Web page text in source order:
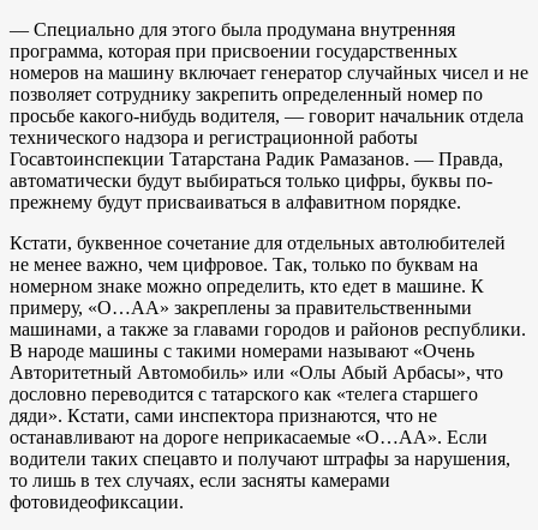
— Специально для этого была продумана внутренняя
программа, которая при присвоении государственных
номеров на машину включает генератор случайных чисел и не
позволяет сотруднику закрепить определенный номер по
просьбе какого-нибудь водителя, — говорит начальник отдела
технического надзора и регистрационной работы
Госавтоинспекции Татарстана Радик Рамазанов. — Правда,
автоматически будут выбираться только цифры, буквы по-
прежнему будут присваиваться в алфавитном порядке.
Кстати, буквенное сочетание для отдельных автолюбителей
не менее важно, чем цифровое. Так, только по буквам на
номерном знаке можно определить, кто едет в машине. К
примеру, «О…АА» закреплены за правительственными
машинами, а также за главами городов и районов республики.
В народе машины с такими номерами называют «Очень
Авторитетный Автомобиль» или «Олы Абый Арбасы», что
дословно переводится с татарского как «телега старшего
дяди». Кстати, сами инспектора признаются, что не
останавливают на дороге неприкасаемые «О…АА». Если
водители таких спецавто и получают штрафы за нарушения,
то лишь в тех случаях, если засняты камерами
фотовидеофиксации.